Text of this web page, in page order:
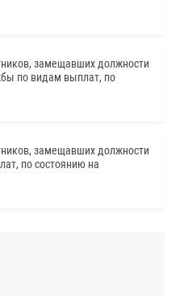
замещавших должности
по видам выплат, по
замещавших должности
по состоянию на